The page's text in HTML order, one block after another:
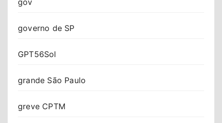
governo de SP
GPT56Sol
grande São Paulo
greve CPTM